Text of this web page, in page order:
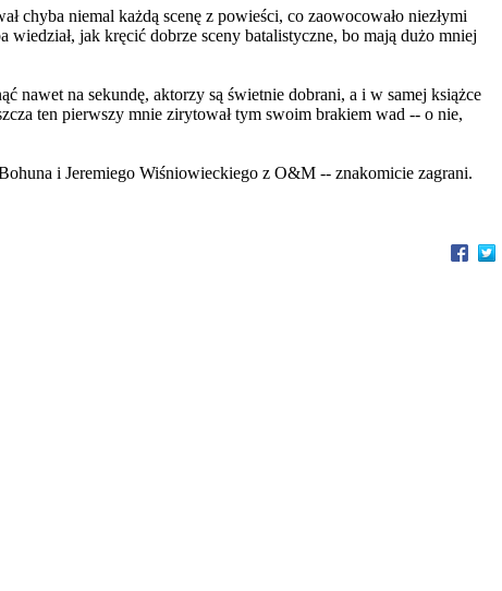
chyba niemal każdą scenę z powieści, co zaowocowało niezłymi
jak kręcić dobrze sceny batalistyczne, bo mają dużo mniej
nawet na sekundę, aktorzy są świetnie dobrani, a i w samej książce
ten pierwszy mnie zirytował tym swoim brakiem wad -- o nie,
i Jeremiego Wiśniowieckiego z O&M -- znakomicie zagrani.